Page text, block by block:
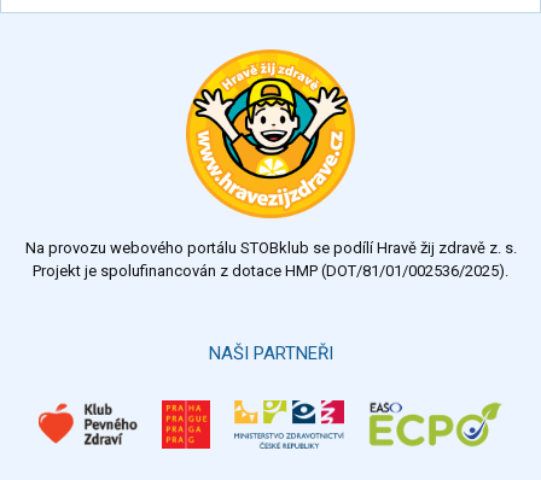
Na provozu webového portálu STOBklub se podílí Hravě žij zdravě z. s.
Projekt je spolufinancován z dotace HMP (DOT/81/01/002536/2025).
NAŠI PARTNEŘI